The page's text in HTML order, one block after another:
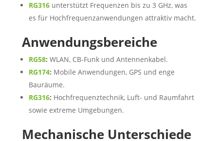
RG316unterstützt Frequenzen bis zu 3 GHz, was
es für Hochfrequenzanwendungen attraktiv macht.
Anwendungsbereiche
RG58: WLAN, CB-Funk und Antennenkabel.
RG174: Mobile Anwendungen, GPS und enge
Bauräume.
RG316: Hochfrequenztechnik, Luft- und Raumfahrt
sowie extreme Umgebungen.
Mechanische Unterschiede